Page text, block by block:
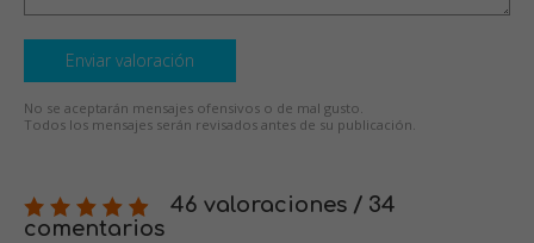
Enviar valoración
No se aceptarán mensajes ofensivos o de mal gusto.
Todos los mensajes serán revisados antes de su publicación.
46 valoraciones / 34
comentarios